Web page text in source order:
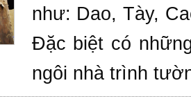
như: Dao, Tày,
Đặc biệt có
ngôi nhà trình